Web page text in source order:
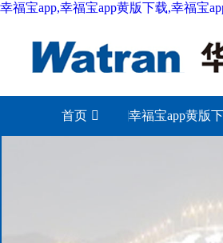
幸福宝app,幸福宝app黄版下载,幸福宝
首页 幸福宝app黄版下